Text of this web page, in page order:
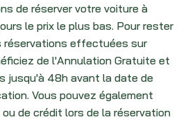
de réserver votre voiture à
le prix le plus bas. Pour rester
réservations effectuées sur
de l'Annulation Gratuite et
jusqu'à 48h avant la date de
Vous pouvez également
de crédit lors de la réservation